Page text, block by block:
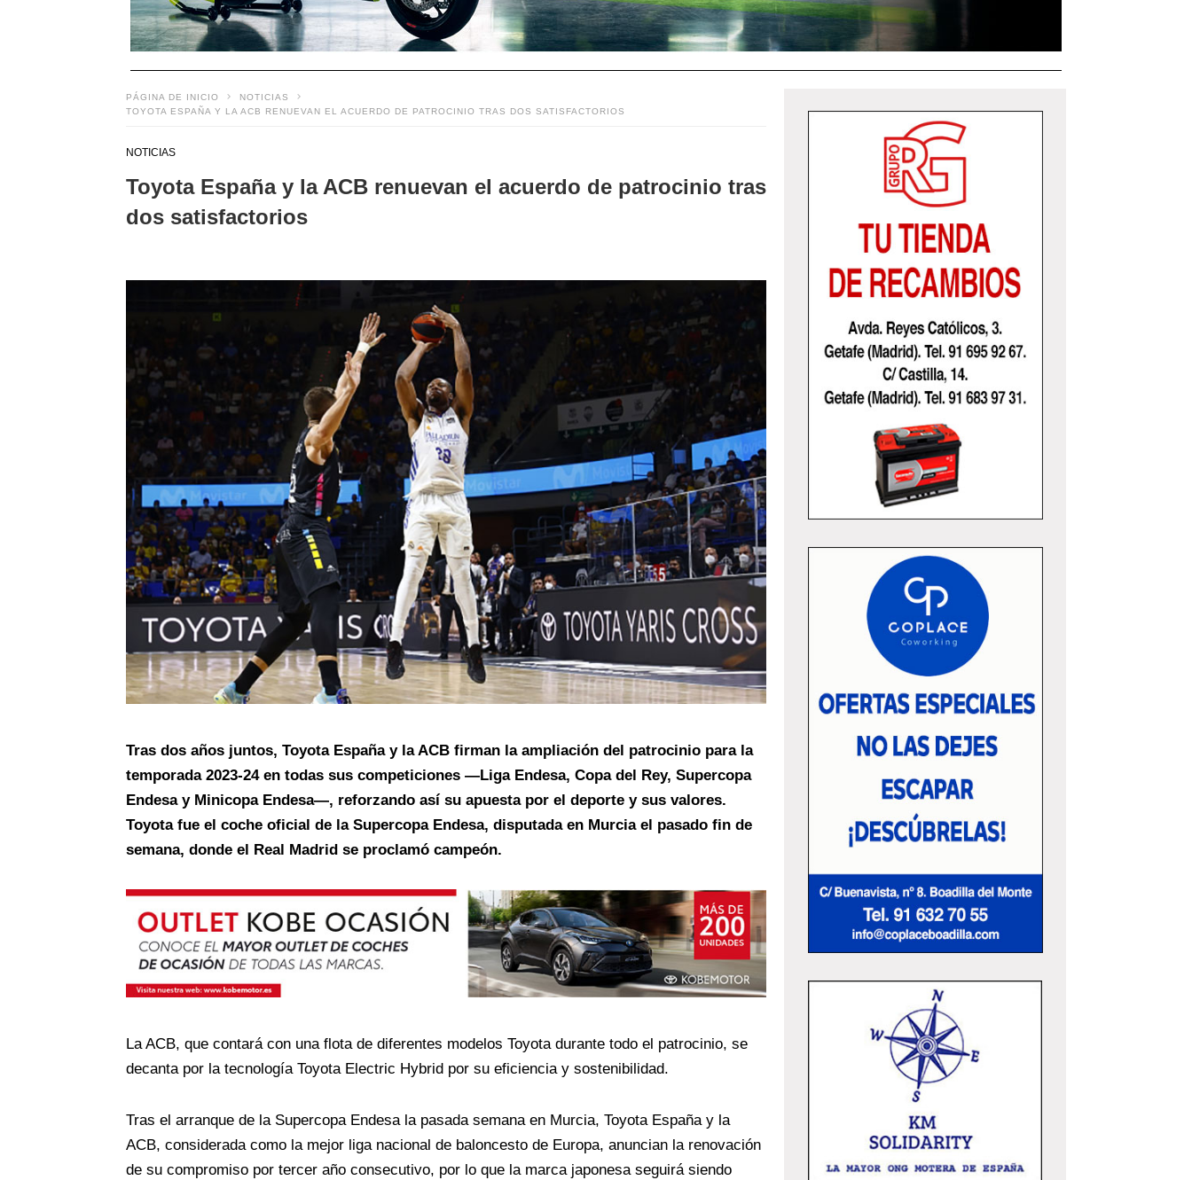
PÁGINA DE INICIO
NOTICIAS
TOYOTA ESPAÑA Y LA ACB RENUEVAN EL ACUERDO DE PATROCINIO TRAS DOS SATISFACTORIOS
NOTICIAS
Toyota España y la ACB renuevan el acuerdo de patrocinio tras
dos satisfactorios
Tras dos años juntos, Toyota España y la ACB firman la ampliación del patrocinio para la
temporada 2023-24 en todas sus competiciones —Liga Endesa, Copa del Rey, Supercopa
Endesa y Minicopa Endesa—, reforzando así su apuesta por el deporte y sus valores.
Toyota fue el coche oficial de la Supercopa Endesa, disputada en Murcia el pasado fin de
semana, donde el Real Madrid se proclamó campeón.
La ACB, que contará con una flota de diferentes modelos Toyota durante todo el patrocinio, se
decanta por la tecnología Toyota Electric Hybrid por su eficiencia y sostenibilidad.
Tras el arranque de la Supercopa Endesa la pasada semana en Murcia, Toyota España y la
ACB, considerada como la mejor liga nacional de baloncesto de Europa, anuncian la renovación
de su compromiso por tercer año consecutivo, por lo que la marca japonesa seguirá siendo